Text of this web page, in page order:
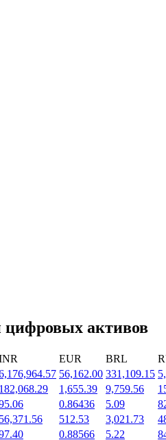
награды ежедневно
цифровых активов
EUR BRL
56,162.00 331,109.15
182,068.29 1,655.39 9,759.56
0.86436 5.09
56,371.56 512.53 3,021.73
0.88566 5.22